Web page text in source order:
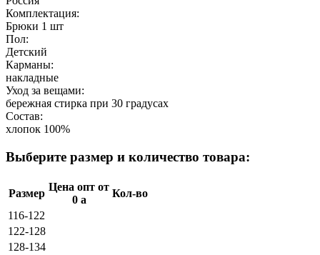
Комплектация:
Брюки 1 шт
Пол:
Детский
Карманы:
накладные
Уход за вещами:
бережная стирка при 30 градусах
Состав:
хлопок 100%
Выберите размер и количество товара:
Размер
Цена опт от
0 a
Кол-во
116-122
122-128
128-134